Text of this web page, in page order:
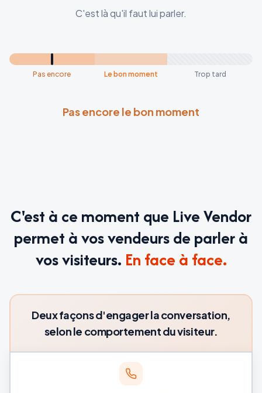
C'est là qu'il faut lui parler.
Pas encore Le bon moment Trop tard
C'est maintenant !
C'est à ce moment que Live Vendor
permet à vos vendeurs de parler à
vos visiteurs. En face à face.
Deux façons d'engager la conversation,
selon le comportement du visiteur.